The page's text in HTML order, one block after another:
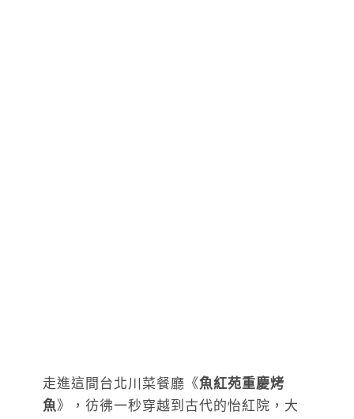
走進這間台北川菜餐廳《魚紅苑重慶烤
魚》，彷彿一秒穿越到古代的怡紅院，大